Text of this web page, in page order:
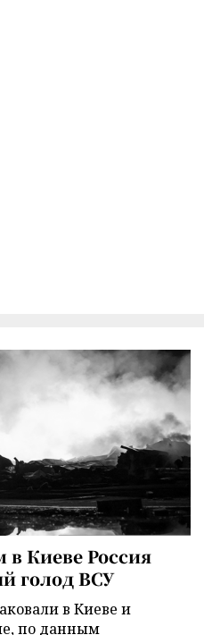
в Киеве Россия
голод ВСУ
в Киеве и
по данным